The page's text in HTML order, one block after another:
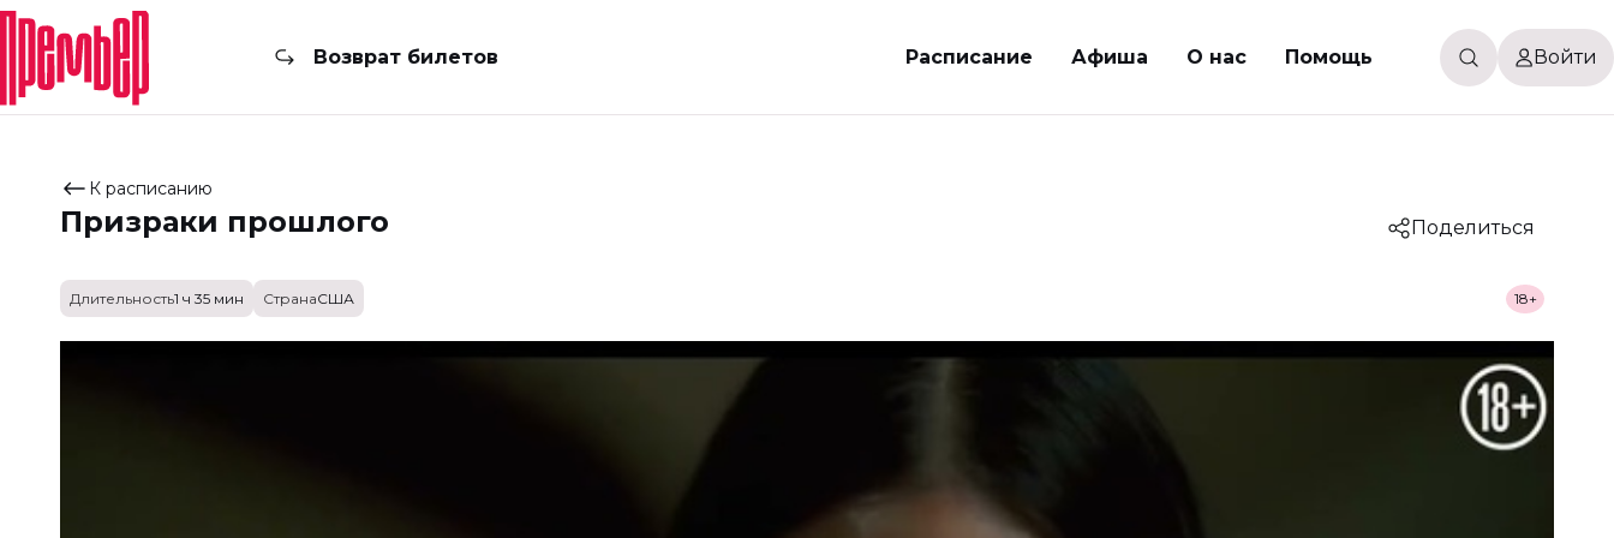
Возврат билетов Расписание Афиша О нас Помощь Войти
К расписанию
Призраки прошлого Поделиться
Длительность1 ч 35 мин СтранаСША 18+